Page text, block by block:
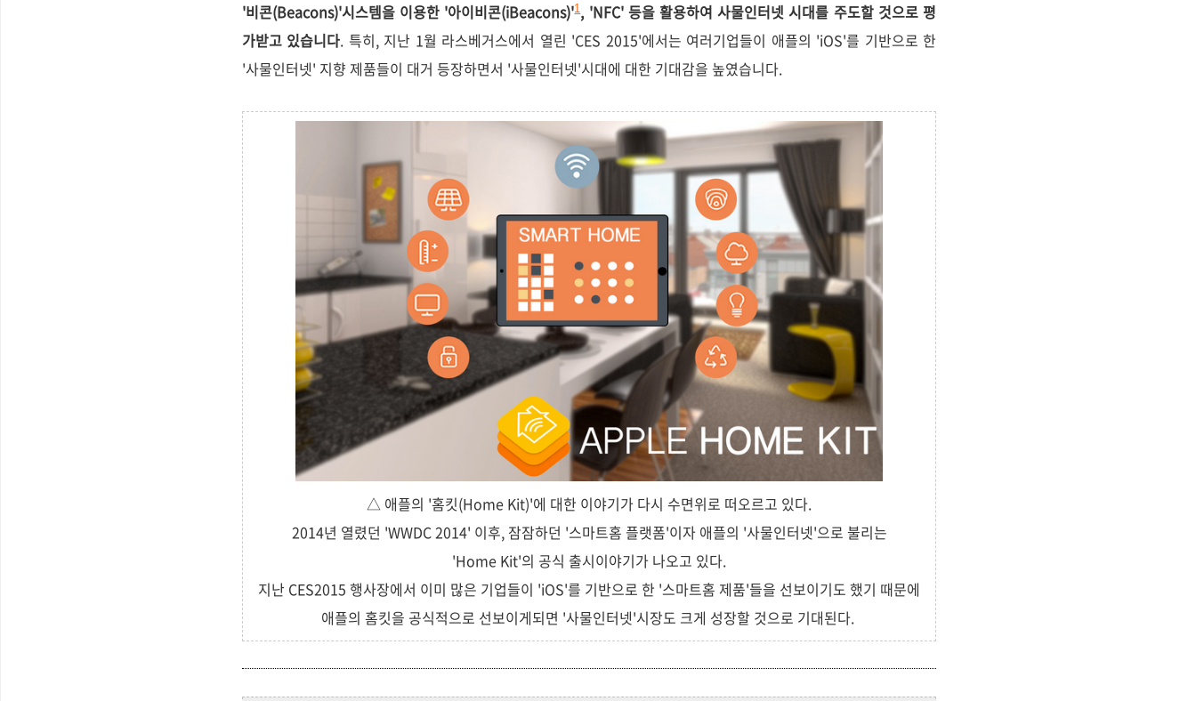
'비콘(Beacons)'시스템을 이용한 '아이비콘(iBeacons)'1, 'NFC' 등을 활용하여 사물인터넷 시대를 주도할 것으로 평
가받고 있습니다. 특히, 지난 1월 라스베거스에서 열린 'CES 2015'에서는 여러기업들이 애플의 'iOS'를 기반으로 한
'사물인터넷' 지향 제품들이 대거 등장하면서 '사물인터넷'시대에 대한 기대감을 높였습니다.
△ 애플의 '홈킷(Home Kit)'에 대한 이야기가 다시 수면위로 떠오르고 있다.
2014년 열렸던 'WWDC 2014' 이후, 잠잠하던 '스마트홈 플랫폼'이자 애플의 '사물인터넷'으로 불리는
'Home Kit'의 공식 출시이야기가 나오고 있다.
지난 CES2015 행사장에서 이미 많은 기업들이 'iOS'를 기반으로 한 '스마트홈 제품'들을 선보이기도 했기 때문에
애플의 홈킷을 공식적으로 선보이게되면 '사물인터넷'시장도 크게 성장할 것으로 기대된다.